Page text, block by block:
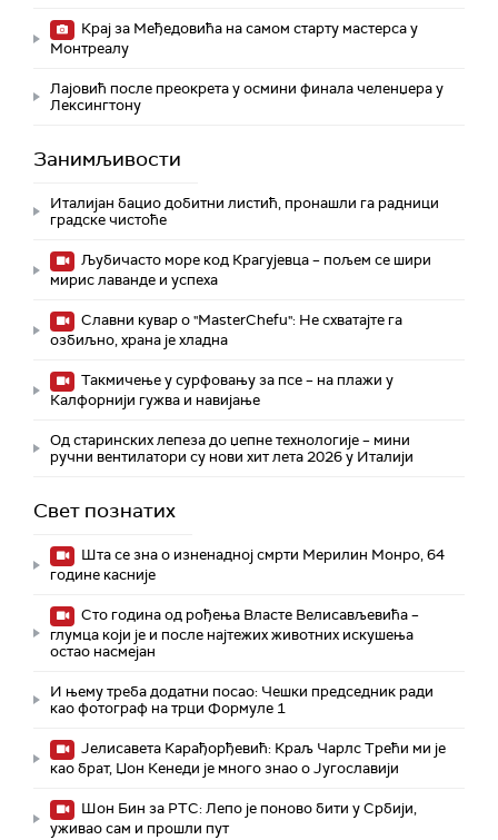
Крај за Међедовића на самом старту мастерса у
Монтреалу
Лајовић после преокрета у осмини финала челенџера у
Лексингтону
Занимљивости
Италијан бацио добитни листић, пронашли га радници
градске чистоће
Љубичасто море код Крагујевца – пољем се шири
мирис лаванде и успеха
Славни кувар о "MasterChefu": Не схватајте га
озбиљно, храна је хладна
Такмичење у сурфовању за псе – на плажи у
Калфорнији гужва и навијање
Од старинских лепеза до џепне технологије – мини
ручни вентилатори су нови хит лета 2026 у Италији
Свет познатих
Шта се зна о изненадној смрти Мерилин Монро, 64
године касније
Сто година од рођења Власте Велисављевића –
глумца који је и после најтежих животних искушења
остао насмејан
И њему треба додатни посао: Чешки председник ради
као фотограф на трци Формуле 1
Јелисавета Карађорђевић: Краљ Чарлс Трећи ми је
као брат, Џон Кенеди је много знао о Југославији
Шон Бин за РТС: Лепо је поново бити у Србији,
уживао сам и прошли пут